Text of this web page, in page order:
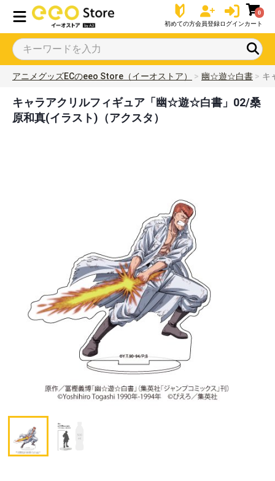
初めての方会員登録ログイン
0
カート
アニメグッズECのeeo Store（イーオストア） 幽☆遊☆白書 キ
キャラアクリルフィギュア「幽☆遊☆白書」02/桑
原和真(イラスト)（アクスタ）